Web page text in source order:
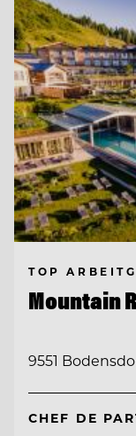
TOP
Mountain
9551
CHEF DE